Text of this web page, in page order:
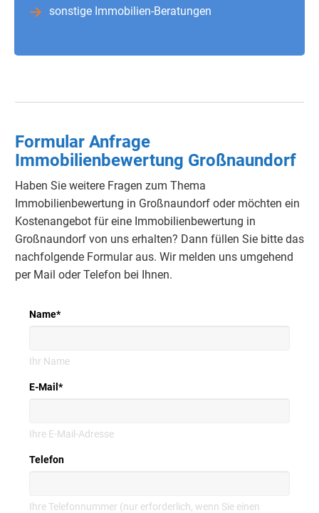
sonstige Immobilien-Beratungen
Formular Anfrage
Immobilienbewertung Großnaundorf
Haben Sie weitere Fragen zum Thema
Immobilienbewertung in Großnaundorf oder möchten ein
Kostenangebot für eine Immobilienbewertung in
Großnaundorf von uns erhalten? Dann füllen Sie bitte das
nachfolgende Formular aus. Wir melden uns umgehend
per Mail oder Telefon bei Ihnen.
Name*
Ihr Name
E-Mail *
Ihre E-Mail-Adresse
Telefon
Ihre Telefonnummer (nur erforderlich, wenn Sie einen